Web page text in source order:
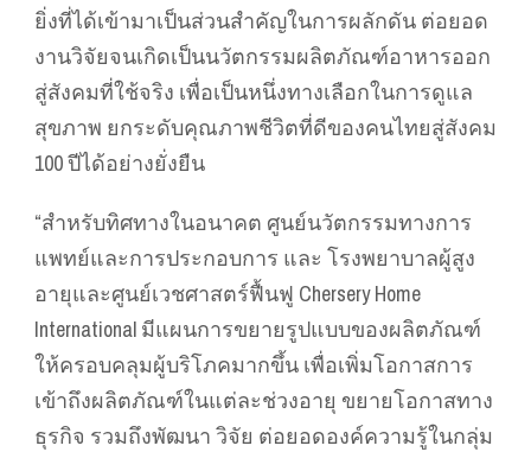
ยิ่งที่ได้เข้ามาเป็นส่วนสำคัญในการผลักดัน ต่อยอด
งานวิจัยจนเกิดเป็นนวัตกรรมผลิตภัณฑ์อาหารออก
สู่สังคมที่ใช้จริง เพื่อเป็นหนึ่งทางเลือกในการดูแล
สุขภาพ ยกระดับคุณภาพชีวิตที่ดีของคนไทยสู่สังคม
100 ปีได้อย่างยั่งยืน
“สำหรับทิศทางในอนาคต ศูนย์นวัตกรรมทางการ
แพทย์และการประกอบการ และ โรงพยาบาลผู้สูง
อายุและศูนย์เวชศาสตร์ฟื้นฟู Chersery Home
International มีแผนการขยายรูปแบบของผลิตภัณฑ์
ให้ครอบคลุมผู้บริโภคมากขึ้น เพื่อเพิ่มโอกาสการ
เข้าถึงผลิตภัณฑ์ในแต่ละช่วงอายุ ขยายโอกาสทาง
ธุรกิจ รวมถึงพัฒนา วิจัย ต่อยอดองค์ความรู้ในกลุ่ม